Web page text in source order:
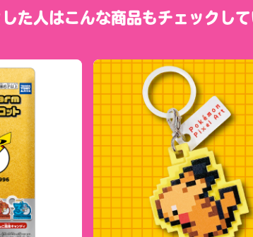
た人はこんな商品もチェックして